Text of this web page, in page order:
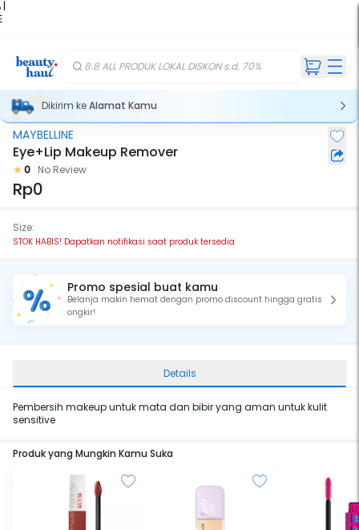
|
8.8 ALL PRODUK LOKAL DISKON s.d. 70%
Dikirim keAlamat Kamu
Stok Habis
MAYBELLINE
Eye+Lip Makeup Remover
0 No Review
Rp0
Size:
STOK HABIS! Dapatkan notifikasi saat produk tersedia
Promo spesial buat kamu
Belanja makin hemat dengan promo discount hingga gratis
ongkir!
Details
Pembersih makeup untuk mata dan bibir yang aman untuk kulit
sensitive
Produk yang Mungkin Kamu Suka